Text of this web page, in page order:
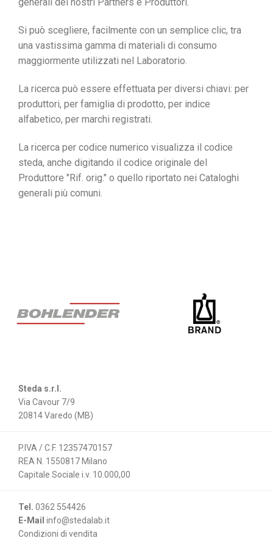
generali dei nostri Partners e Produttori.
Si può scegliere, facilmente con un semplice clic, tra
una vastissima gamma di materiali di consumo
maggiormente utilizzati nel Laboratorio.
La ricerca può essere effettuata per diversi chiavi: per
produttori, per famiglia di prodotto, per indice
alfabetico, per marchi registrati.
La ricerca per codice numerico visualizza il codice
steda, anche digitando il codice originale del
Produttore "Rif. orig." o quello riportato nei Cataloghi
generali più comuni.
Steda s.r.l.
Via Cavour 7/9
20814 Varedo (MB)
P.IVA / C.F. 12357470157
REA N. 1550817 Milano
Capitale Sociale i.v. 10.000,00
Tel. 0362 554426
E-Mail info@stedalab.it
Condizioni di vendita